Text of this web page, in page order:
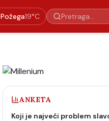
Požega19°C
ANKETA
Koji je najveći problem